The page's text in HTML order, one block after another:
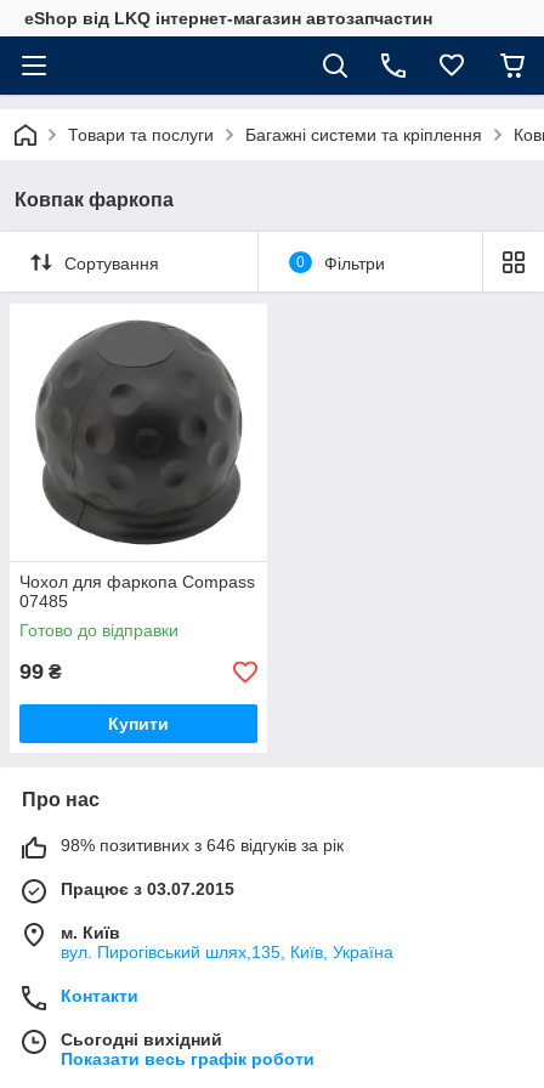
eShop від LKQ інтернет-магазин автозапчастин
Товари та послуги Багажні системи та кріплення
Ковпак фаркопа
Сортування 0 Фільтри
Чохол для фаркопа Compass
07485
Готово до відправки
99 ₴
Купити
Про нас
98% позитивних з 646 відгуків за рік
Працює з 03.07.2015
м. Київ
вул. Пирогівський шлях,135, Київ, Україна
Контакти
Сьогодні вихідний
Показати весь графік роботи